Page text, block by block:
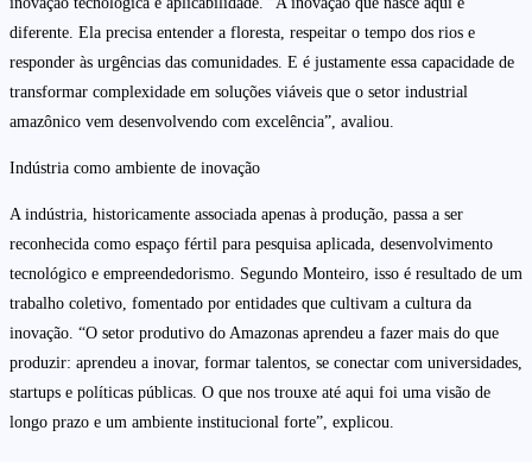
diferente. Ela precisa entender a floresta, respeitar o tempo dos rios e
responder às urgências das comunidades. E é justamente essa capacidade de
transformar complexidade em soluções viáveis que o setor industrial
amazônico vem desenvolvendo com excelência”, avaliou.
Indústria como ambiente de inovação
A indústria, historicamente associada apenas à produção, passa a ser
reconhecida como espaço fértil para pesquisa aplicada, desenvolvimento
tecnológico e empreendedorismo. Segundo Monteiro, isso é resultado de um
trabalho coletivo, fomentado por entidades que cultivam a cultura da
inovação. “O setor produtivo do Amazonas aprendeu a fazer mais do que
produzir: aprendeu a inovar, formar talentos, se conectar com universidades,
startups e políticas públicas. O que nos trouxe até aqui foi uma visão de
longo prazo e um ambiente institucional forte”, explicou.